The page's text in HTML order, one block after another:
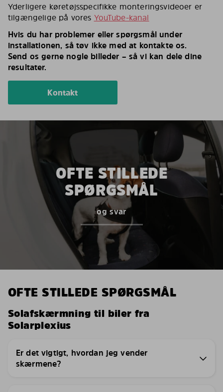
Yderligere køretøjsspecifikke monteringsvideoer er
tilgængelige på vores YouTube-kanal
Hvis du har problemer eller spørgsmål under
installationen, så tøv ikke med at kontakte os.
Send os gerne nogle billeder – så vi kan dele dine
resultater.
Kontakt
OFTE STILLEDE
SPØRGSMÅL
og svar
OFTE STILLEDE SPØRGSMÅL
Solafskærmning til biler fra
Solarplexius
Er det vigtigt, hvordan jeg vender
skærmene?